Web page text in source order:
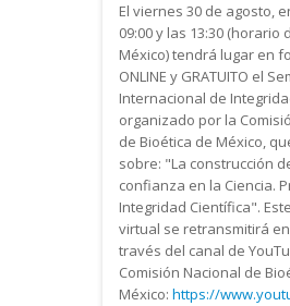
El viernes 30 de agosto,
09:00 y las 13:30 (horario
México) tendrá lugar en
ONLINE y GRATUITO el
Internacional de
organizado por la
de Bioética de México,
sobre: "La construcción
confianza en la Ciencia.
Integridad Científica".
virtual se retransmitirá
través del canal de
Comisión Nacional de
México: https://